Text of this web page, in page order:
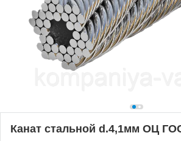
Канат стальной d.4,1мм ОЦ